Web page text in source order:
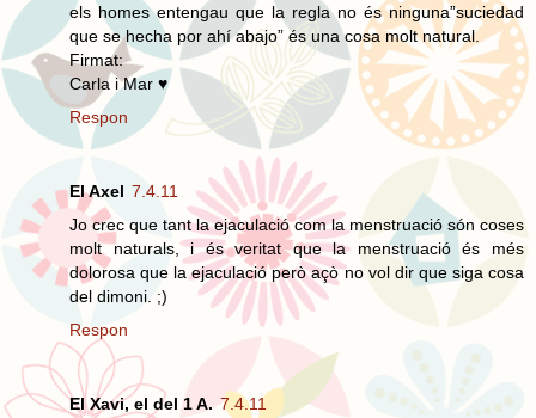
els homes entengau que la regla no és ninguna”suciedad
que se hecha por ahí abajo” és una cosa molt natural.
Firmat:
Carla i Mar ♥
Respon
El Axel 7.4.11
Jo crec que tant la ejaculació com la menstruació són coses
molt naturals, i és veritat que la menstruació és més
dolorosa que la ejaculació però açò no vol dir que siga cosa
del dimoni. ;)
Respon
El Xavi, el del 1 A. 7.4.11